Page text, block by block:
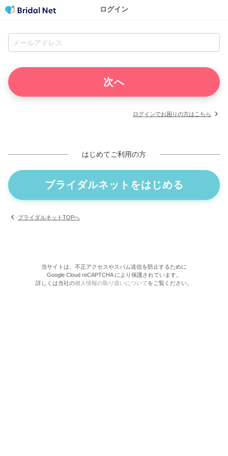
ログイン
ログインでお困りの方はこちら
はじめてご利用の方
ブライダルネットをはじめる
ブライダルネットTOPへ
当サイトは、不正アクセスやスパム送信を防止するために
Google Cloud reCAPTCHA により保護されています。
詳しくは当社の個人情報の取り扱いについてをご覧ください。